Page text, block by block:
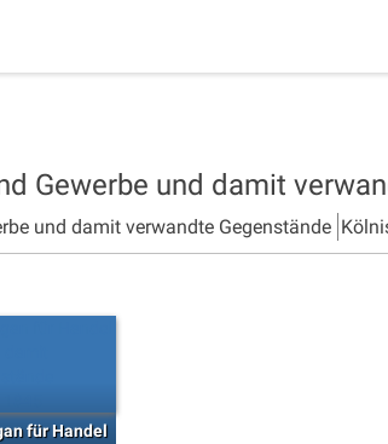
Gewerbe und damit
und damit verwandte Gegenstände
für Handel